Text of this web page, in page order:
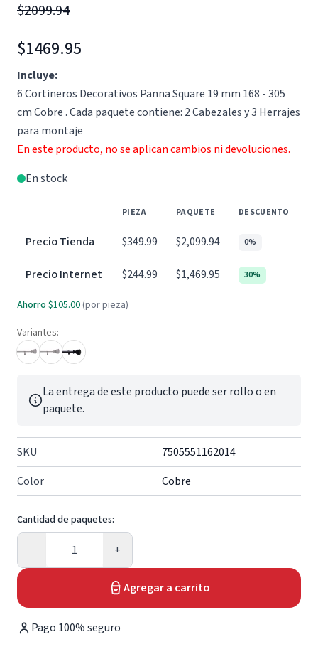
$2099.94
$1469.95
Incluye:
6 Cortineros Decorativos Panna Square 19 mm 168 - 305
cm Cobre . Cada paquete contiene: 2 Cabezales y 3 Herrajes
para montaje
En este producto, no se aplican cambios ni devoluciones.
En stock
PIEZA PAQUETE DESCUENTO
Precio Tienda $349.99 $2,099.94 0%
Precio Internet $244.99 $1,469.95 30%
Ahorro $105.00 (por pieza)
Variantes:
La entrega de este producto puede ser rollo o en
paquete.
SKU
7505551162014
Color
Cobre
Cantidad de paquetes:
−
Cantidad
+
Agregar a carrito
Pago 100% seguro